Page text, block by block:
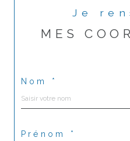
Je
MES
Nom *
Prénom *